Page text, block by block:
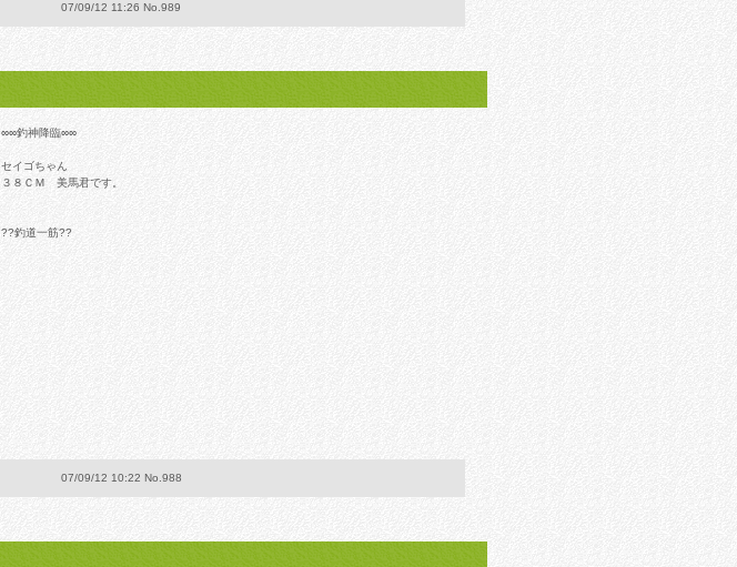
07/09/12 11:26 No.989
∞∞釣神降臨∞∞
セイゴちゃん
３８ＣＭ 美馬君です。
??釣道一筋??
07/09/12 10:22 No.988